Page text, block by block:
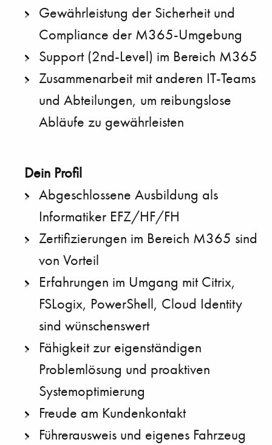
Gewährleistung der Sicherheit und
Compliance der M365-Umgebung
Support (2nd-Level) im Bereich M365
Zusammenarbeit mit anderen IT-Teams
und Abteilungen, um reibungslose
Abläufe zu gewährleisten
Abgeschlossene Ausbildung als
Informatiker EFZ/HF/FH
Zertifizierungen im Bereich M365 sind
von Vorteil
Erfahrungen im Umgang mit Citrix,
FSLogix, PowerShell, Cloud Identity
sind wünschenswert
Fähigkeit zur eigenständigen
Problemlösung und proaktiven
Systemoptimierung
Freude am Kundenkontakt
Führerausweis und eigenes Fahrzeug